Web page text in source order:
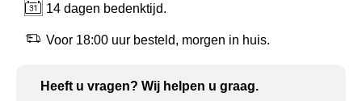
14 dagen bedenktijd.
Voor 18:00 uur besteld, morgen in huis.
Heeft u vragen? Wij helpen u graag.